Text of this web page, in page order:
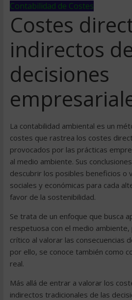
Contabilidad de Costes
Costes
indirectos
decisiones
La contabilidad ambiental es un
costes que rastrea los costes
provocados por las prácticas
al medio ambiente. Sus
descubrir los posibles beneficios o
sociales y económicas para cada
favor de la sostenibilidad.
Se trata de un enfoque que busca
respetuosa con el medio ambiente,
crítico al valorar las consecuencias
por ello, se conoce también como
real.
Más allá de entrar a valorar los
indirectos tradicionales de las